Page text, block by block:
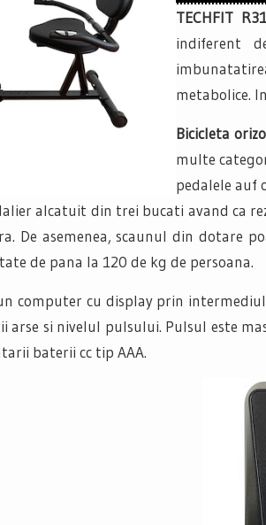
TECHFIT
indiferent
metabolice.
Bicicleta
multe
pedalele auf
alcatuit din trei bucati avand ca
De asemenea, scaunul din dotare
de pana la 120 de kg de persoana.
computer cu display prin
arse si nivelul pulsului. Pulsul este
baterii cc tip AAA.